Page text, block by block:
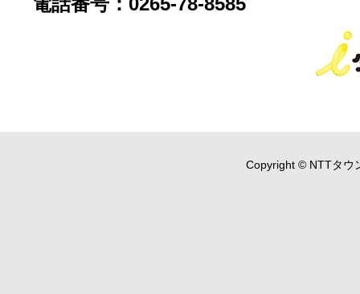
Copyright © NTTタウ